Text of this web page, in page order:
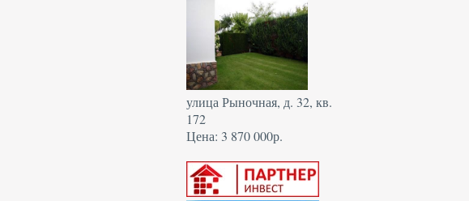
улица Рыночная, д. 32, кв.
172
Цена: 3 870 000р.